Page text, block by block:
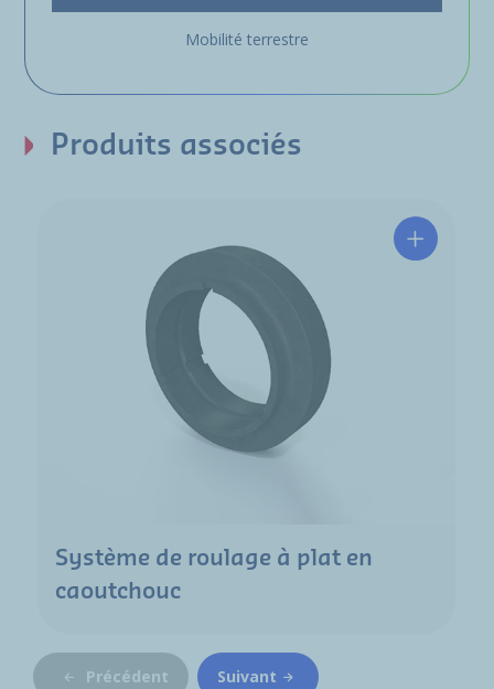
Mobilité terrestre
Produits associés
Système de roulage à plat en
caoutchouc
Précédent Suivant